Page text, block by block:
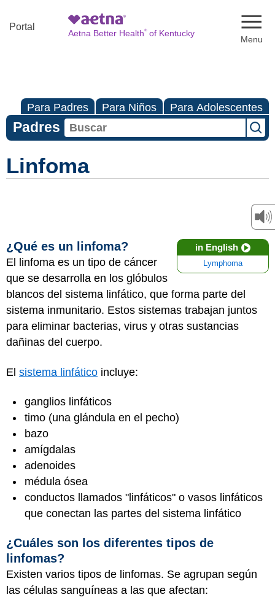
Portal
Aetna Better Health®of Kentucky
Para Padres Para Niños Para Adolescentes
Padres
Linfoma
in English
Lymphoma
¿Qué es un linfoma?
El linfoma es un tipo de cáncer
que se desarrolla en los glóbulos
blancos del sistema linfático, que forma parte del
sistema inmunitario. Estos sistemas trabajan juntos
para eliminar bacterias, virus y otras sustancias
dañinas del cuerpo.
El sistema linfático incluye:
ganglios linfáticos
timo (una glándula en el pecho)
bazo
amígdalas
adenoides
médula ósea
conductos llamados "linfáticos" o vasos linfáticos
que conectan las partes del sistema linfático
¿Cuáles son los diferentes tipos de
linfomas?
Existen varios tipos de linfomas. Se agrupan según
las células sanguíneas a las que afectan: